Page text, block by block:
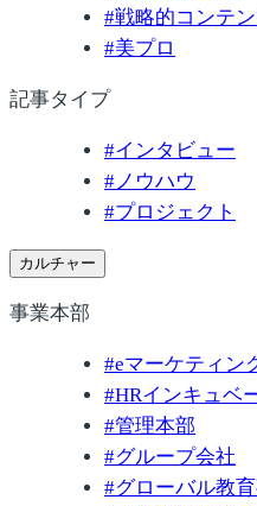
#戦略的コンテ
#美プロ
記事タイプ
#インタビュー
# ノウハウ
#プロジェクト
カルチャー
事業本部
#eマーケティン
#HRインキュベ
#管理本部
#グループ会社
#グローバル教